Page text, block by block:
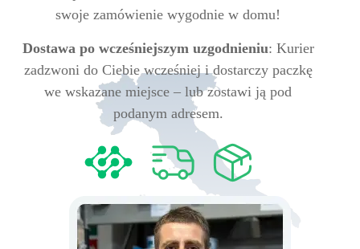
swoje zamówienie wygodnie w domu!
Dostawa po wcześniejszym uzgodnieniu: Kurier
zadzwoni do Ciebie wcześniej i dostarczy paczkę
we wskazane miejsce – lub zostawi ją pod
podanym adresem.